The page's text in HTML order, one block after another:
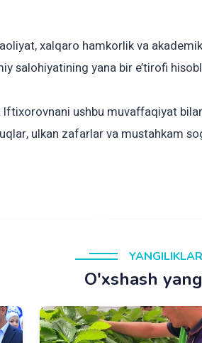
xalqaro hamkorlik va
salohiyatining yana bir e’tirofi
Iftixorovnani ushbu muvaffaqiyat
YANGILIKLAR
O'xshash